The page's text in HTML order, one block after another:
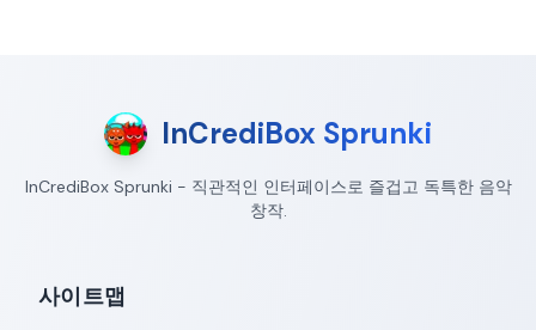
InCrediBox Sprunki
InCrediBox Sprunki - 직관적인 인터페이스로 즐겁고 독특한 음악
창작.
사이트맵